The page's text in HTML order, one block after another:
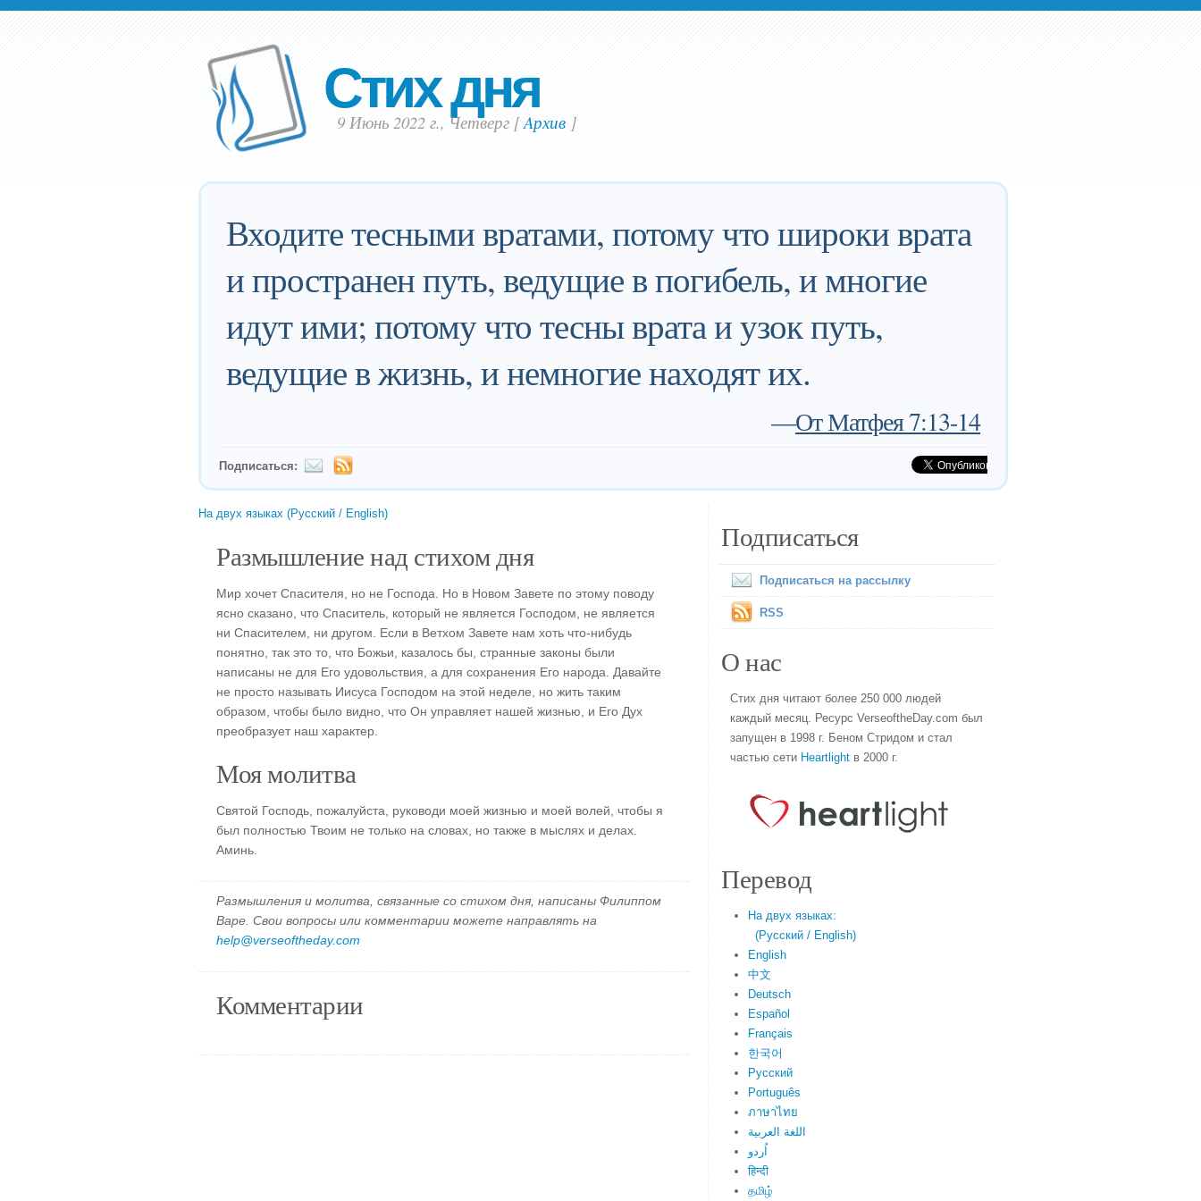
Стих дня
9 Июнь 2022 г., Четверг [Aрхив]
Входите тесными вратами, потому что широки врата
и пространен путь, ведущие в погибель, и многие
идут ими; потому что тесны врата и узок путь,
ведущие в жизнь, и немногие находят их.
—От Матфея 7:13-14
Подписаться:
На двух языках (Русский / English)
Размышление над стихом дня
Мир хочет Спасителя, но не Господа. Но в Новом Завете по этому поводу
ясно сказано, что Спаситель, который не является Господом, не является
ни Спасителем, ни другом. Если в Ветхом Завете нам хоть что-нибудь
понятно, так это то, что Божьи, казалось бы, странные законы были
написаны не для Его удовольствия, а для сохранения Его народа. Давайте
не просто называть Иисуса Господом на этой неделе, но жить таким
образом, чтобы было видно, что Он управляет нашей жизнью, и Его Дух
преобразует наш характер.
Моя молитва
Святой Господь, пожалуйста, руководи моей жизнью и моей волей, чтобы я
был полностью Твоим не только на словах, но также в мыслях и делах.
Аминь.
Размышления и молитва, связанные со стихом дня, написаны Филиппом
Варе. Свои вопросы или комментарии можете направлять на
help@verseoftheday.com
Комментарии
Подписаться
Подписаться на рассылку
RSS
О нас
Стих дня читают более 250 000 людей
каждый месяц. Ресурс VerseoftheDay.com был
запущен в 1998 г. Беном Стридом и стал
частью сети Heartlight в 2000 г.
Перевод
На двух языках:
(Русский / English)
English
中文
Deutsch
Español
Français
한국어
Русский
Português
ภาษาไทย
اللغة العربية
اُردو
हिन्दी
தமிழ்